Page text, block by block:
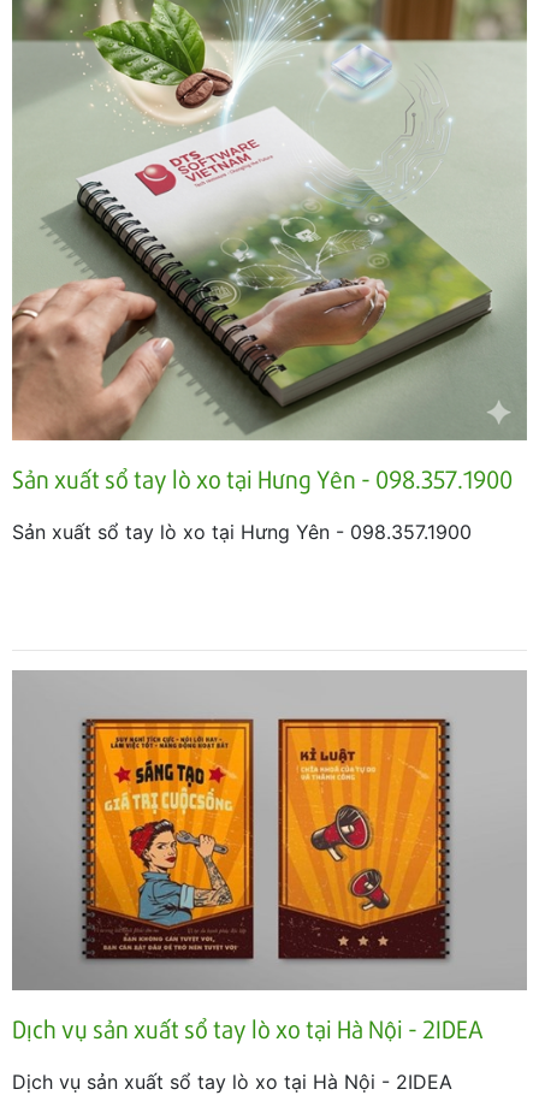
Sản xuất sổ tay lò xo tại Hưng Yên - 098.357.1900
Sản xuất sổ tay lò xo tại Hưng Yên - 098.357.1900
Dịch vụ sản xuất sổ tay lò xo tại Hà Nội - 2IDEA
Dịch vụ sản xuất sổ tay lò xo tại Hà Nội - 2IDEA